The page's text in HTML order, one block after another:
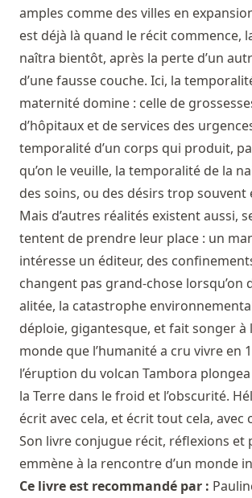
amples comme des villes en
est déjà là quand le récit commence,
naîtra bientôt, après la perte d’un
d’une fausse couche. Ici, la
maternité domine : celle de
d’hôpitaux et de services des
temporalité d’un corps qui produit,
qu’on le veuille, la temporalité de la
des soins, ou des désirs trop souvent
Mais d’autres réalités existent aussi,
tentent de prendre leur place : un
intéresse un éditeur, des
changent pas grand-chose lorsqu’on
alitée, la catastrophe
déploie, gigantesque, et fait songer à
monde que l’humanité a cru vivre en
l’éruption du volcan Tambora
la Terre dans le froid et l’obscurité.
écrit avec cela, et écrit tout cela, avec
Son livre conjugue récit, réflexions et
emmène à la rencontre d’un monde
Ce livre est recommandé par :